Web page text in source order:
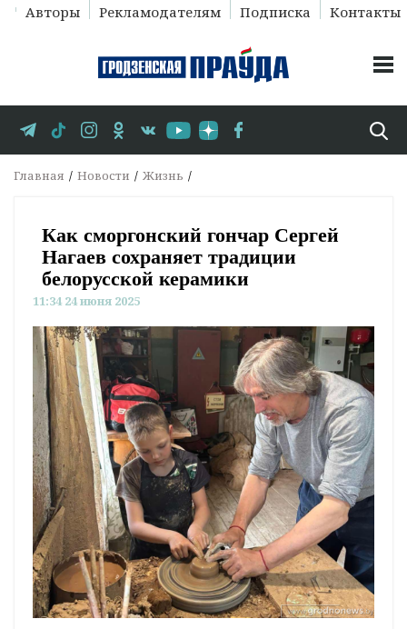
Авторы Рекламодателям Подписка Контакты
Главная Новости Жизнь
Как сморгонский гончар Сергей
Нагаев сохраняет традиции
белорусской керамики
11:34 24 июня 2025